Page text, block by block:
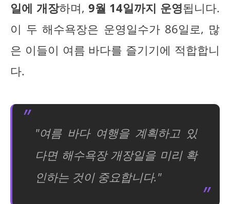
일에 개장하며, 9월 14일까지 운영됩니다.
이 두 해수욕장은 운영일수가 86일로, 많
은 이들이 여름 바다를 즐기기에 적합합니
다.
"여름 바다 여행을 계획하고 있
다면 해수욕장 개장일을 미리 확
인하는 것이 중요합니다."